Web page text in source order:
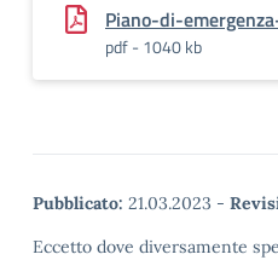
Piano-di-
pdf - 1040 kb
Pubblicato: 21.03.2023 -
Eccetto dove diversamente